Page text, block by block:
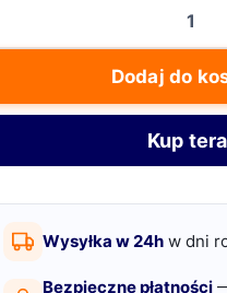
Dodaj do
Kup
Wysyłka w 24h w dni
Bezpieczne płatności